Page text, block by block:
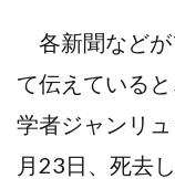
各新聞などが
て伝えている
学者ジャンリ
月23日、死去